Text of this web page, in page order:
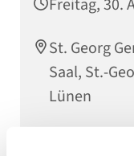
Freitag, 30.
St. Georg
Saal, St.-
Lünen